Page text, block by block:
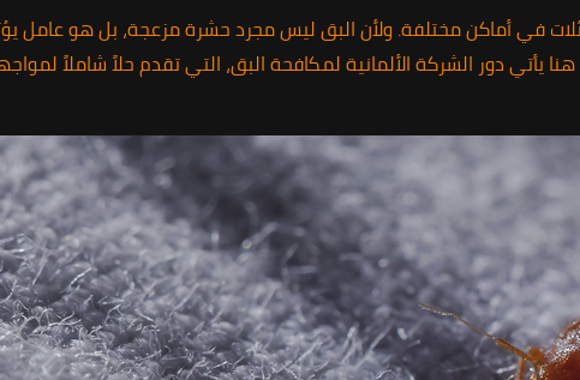
في أماكن مختلفة. ولأن البق ليس مجرد حشرة مزعجة، بل هو عامل
يأتي دور الشركة الألمانية لمكافحة البق، التي تقدم حلاً شاملاً